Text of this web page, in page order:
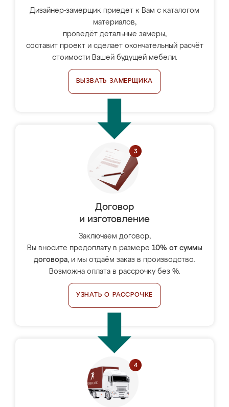
Дизайнер-замерщик приедет к Вам с каталогом
материалов,
проведёт детальные замеры,
составит проект и сделает окончательный расчёт
стоимости Вашей будущей мебели.
ВЫЗВАТЬ ЗАМЕРЩИКА
Договор
и изготовление
Заключаем договор,
Вы вносите предоплату в размере 10% от суммы
договора, и мы отдаём заказ в производство.
Возможна оплата в рассрочку без %.
УЗНАТЬ О РАССРОЧКЕ